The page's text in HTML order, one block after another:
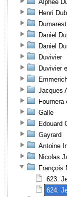
Alphée
Henri
Dumarest
Daniel
Daniel
Duvivier
Duvivier
Jacques
Fournera
Galle
Edouard
Gayrard
Antoine
Nicolas
François
623.
624.